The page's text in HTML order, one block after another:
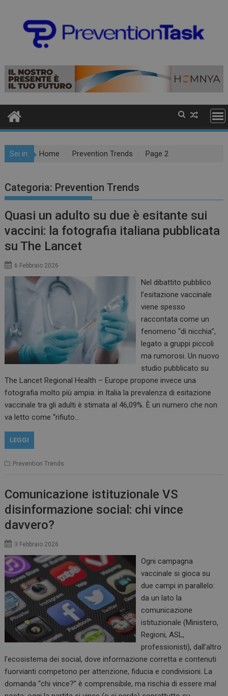
Sei in: Home Prevention Trends Page 2
Categoria: Prevention Trends
Quasi un adulto su due è esitante sui
vaccini: la fotografia italiana pubblicata
su The Lancet
6 Febbraio 2026
Nel dibattito pubblico
l’esitazione vaccinale
viene spesso
raccontata come un
fenomeno “di nicchia”,
legato a gruppi piccoli
ma rumorosi. Un nuovo
studio pubblicato su
The Lancet Regional Health – Europe propone invece una
fotografia molto più ampia: in Italia la prevalenza di esitazione
vaccinale tra gli adulti è stimata al 46,09%. È un numero che non
va letto come “rifiuto…
LEGGI
Prevention Trends
Comunicazione istituzionale VS
disinformazione social: chi vince
davvero?
3 Febbraio 2026
Ogni campagna
vaccinale si gioca su
due campi in parallelo:
da un lato la
comunicazione
istituzionale (Ministero,
Regioni, ASL,
professionisti), dall’altro
l’ecosistema dei social, dove informazione corretta e contenuti
fuorvianti competono per attenzione, fiducia e condivisioni. La
domanda “chi vince?” è comprensibile, ma rischia di essere mal